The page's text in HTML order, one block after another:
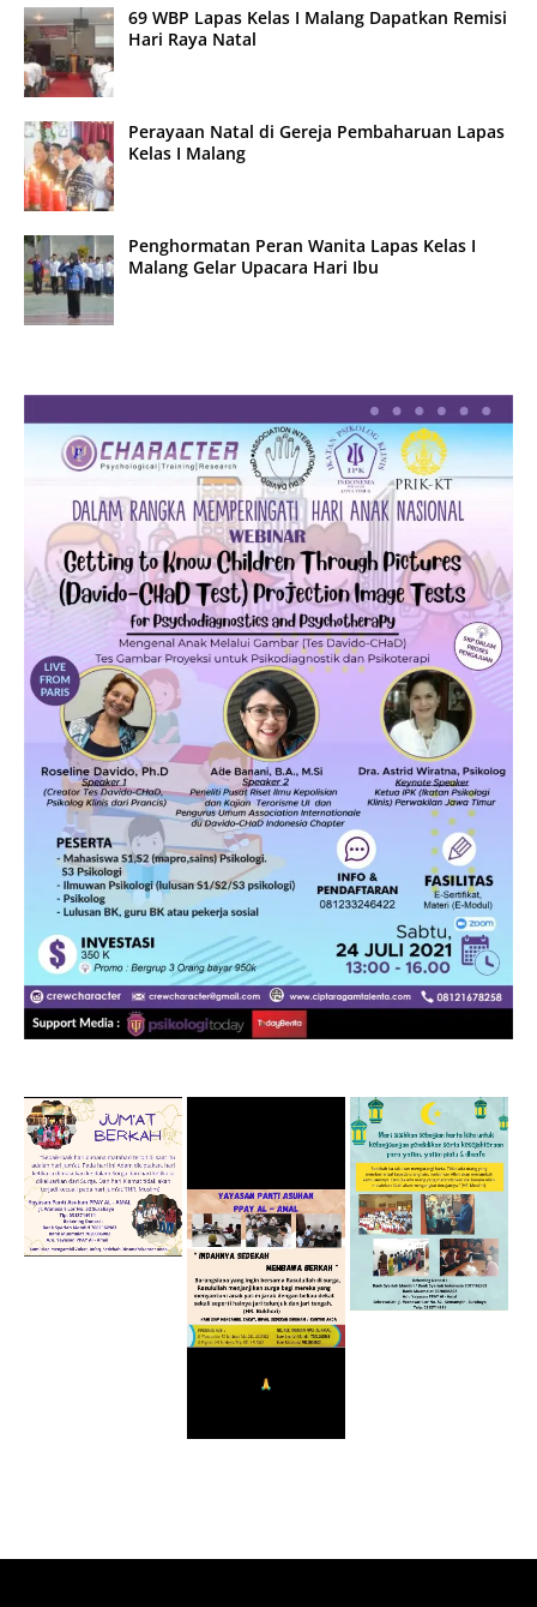
69 WBP Lapas Kelas I Malang Dapatkan Remisi
Hari Raya Natal
Perayaan Natal di Gereja Pembaharuan Lapas
Kelas I Malang
Penghormatan Peran Wanita Lapas Kelas I
Malang Gelar Upacara Hari Ibu